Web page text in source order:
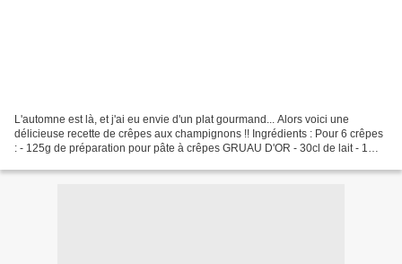
L'automne est là, et j'ai eu envie d'un plat gourmand... Alors voici une
délicieuse recette de crêpes aux champignons !! Ingrédients : Pour 6 crêpes
: - 125g de préparation pour pâte à crêpes GRUAU D'OR - 30cl de lait - 1